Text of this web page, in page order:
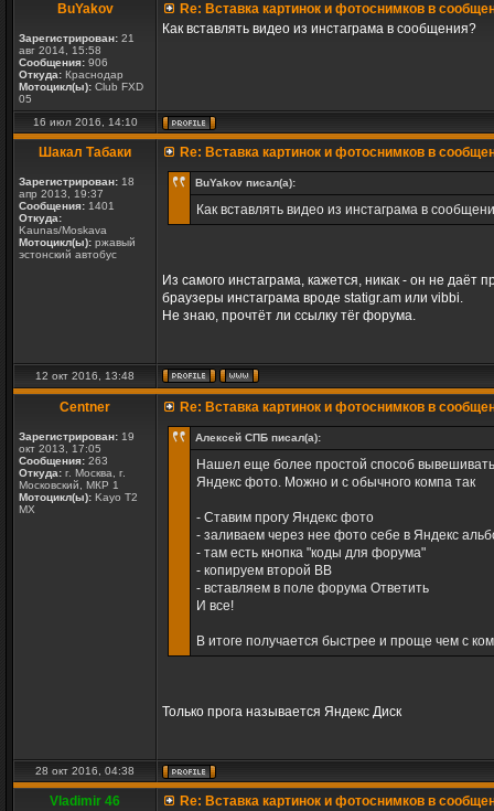
BuYakov
Зарегистрирован: 21
авг 2014, 15:58
Сообщения: 906
Откуда: Краснодар
Мотоцикл(ы): Club FXD
05
Re: Вставка картинок и фотоснимков в
Как вставлять видео из инстаграма в сообщения?
16 июл 2016, 14:10
Шакал Табаки
Зарегистрирован: 18
апр 2013, 19:37
Сообщения: 1401
Откуда:
Kaunas/Moskava
Мотоцикл(ы): ржавый
эстонский автобус
Re: Вставка картинок и фотоснимков в
BuYakov писал(а):
Как вставлять видео из инстаграма в
Из самого инстаграма, кажется, никак - он не
браузеры инстаграма вроде statigr.am или vibbi.
Не знаю, прочтёт ли ссылку тёг форума.
12 окт 2016, 13:48
Centner
Зарегистрирован: 19
окт 2013, 17:05
Сообщения: 263
Откуда: г. Москва, г.
Московский, МКР 1
Мотоцикл(ы): Kayo T2
MX
Re: Вставка картинок и фотоснимков в
Алексей СПБ писал(а):
Нашел еще более простой способ
Яндекс фото. Можно и с обычного компа так
- Ставим прогу Яндекс фото
- заливаем через нее фото себе в Яндекс
- там есть кнопка "коды для форума"
- копируем второй ВВ
- вставляем в поле форума Ответить
И все!
В итоге получается быстрее и проще чем с
Только прога называется Яндекс Диск
28 окт 2016, 04:38
Vladimir 46 Re: Вставка картинок и фотоснимков в